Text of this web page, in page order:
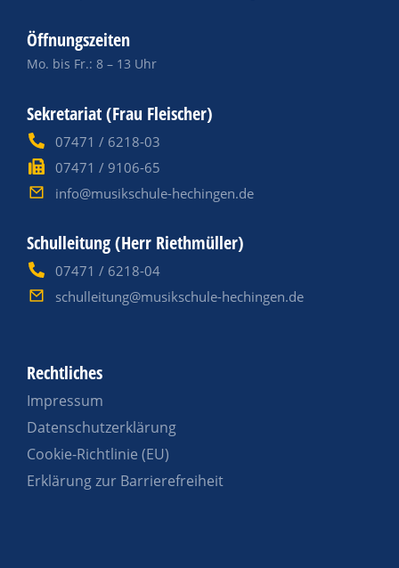
Öffnungszeiten
Mo. bis Fr.: 8 – 13 Uhr
Sekretariat (Frau Fleischer)
07471 / 6218-03
07471 / 9106-65
info@musikschule-hechingen.de
Schulleitung (Herr Riethmüller)
07471 / 6218-04
schulleitung@musikschule-hechingen.de
Rechtliches
Impressum
Datenschutzerklärung
Cookie-Richtlinie (EU)
Erklärung zur Barrierefreiheit